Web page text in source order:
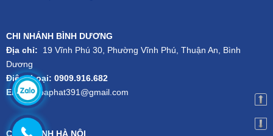
CHI NHÁNH BÌNH DƯƠNG
Địa chỉ: 19 Vĩnh Phú 30, Phường Vĩnh Phú, Thuận An, Bình
Dương
Điện thoại: 0909.916.682
Email:hoaphat391@gmail.com
CHI NHÁNH HÀ NỘI